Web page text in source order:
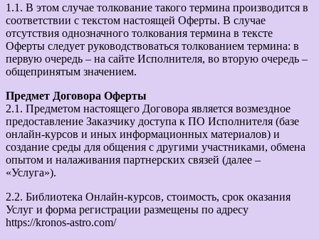
1.1. В этом случае толкование такого термина производится в
соответствии с текстом настоящей Оферты. В случае
отсутствия однозначного толкования термина в тексте
Оферты следует руководствоваться толкованием термина: в
первую очередь – на сайте Исполнителя, во вторую очередь –
общепринятым значением.
Предмет Договора Оферты
2.1. Предметом настоящего Договора является возмездное
предоставление Заказчику доступа к ПО Исполнителя (базе
онлайн-курсов и иных информационных материалов) и
создание среды для общения с другими участниками, обмена
опытом и налаживания партнерских связей (далее –
«Услуга»).
2.2. Библиотека Онлайн-курсов, стоимость, срок оказания
Услуг и форма регистрации размещены по адресу
https://kronos-astro.com/